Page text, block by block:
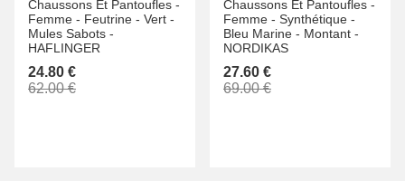
Chaussons Et Pantoufles -
Femme - Feutrine - Vert -
Mules Sabots -
HAFLINGER
24.80 €
62.00 €
Chaussons Et Pantoufles -
Femme - Synthétique -
Bleu Marine - Montant -
NORDIKAS
27.60 €
69.00 €